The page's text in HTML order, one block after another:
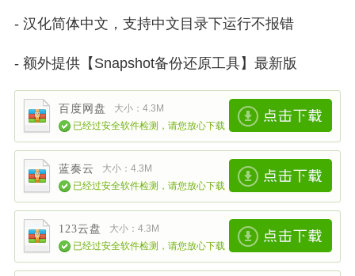
- 汉化简体中文，支持中文目录下运行不报错
- 额外提供【Snapshot备份还原工具】最新版
百度网盘
大小：4.3M
已经过安全软件检测，请您放心下载
蓝奏云
大小：4.3M
已经过安全软件检测，请您放心下载
123云盘
大小：4.3M
已经过安全软件检测，请您放心下载